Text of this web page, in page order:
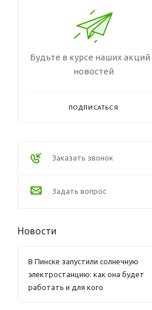
Будьте в курсе наших акций
новостей
ПОДПИСАТЬСЯ
Заказать звонок
Задать вопрос
Новости
В Пинске запустили солнечную
электростанцию: как она будет
работать и для кого